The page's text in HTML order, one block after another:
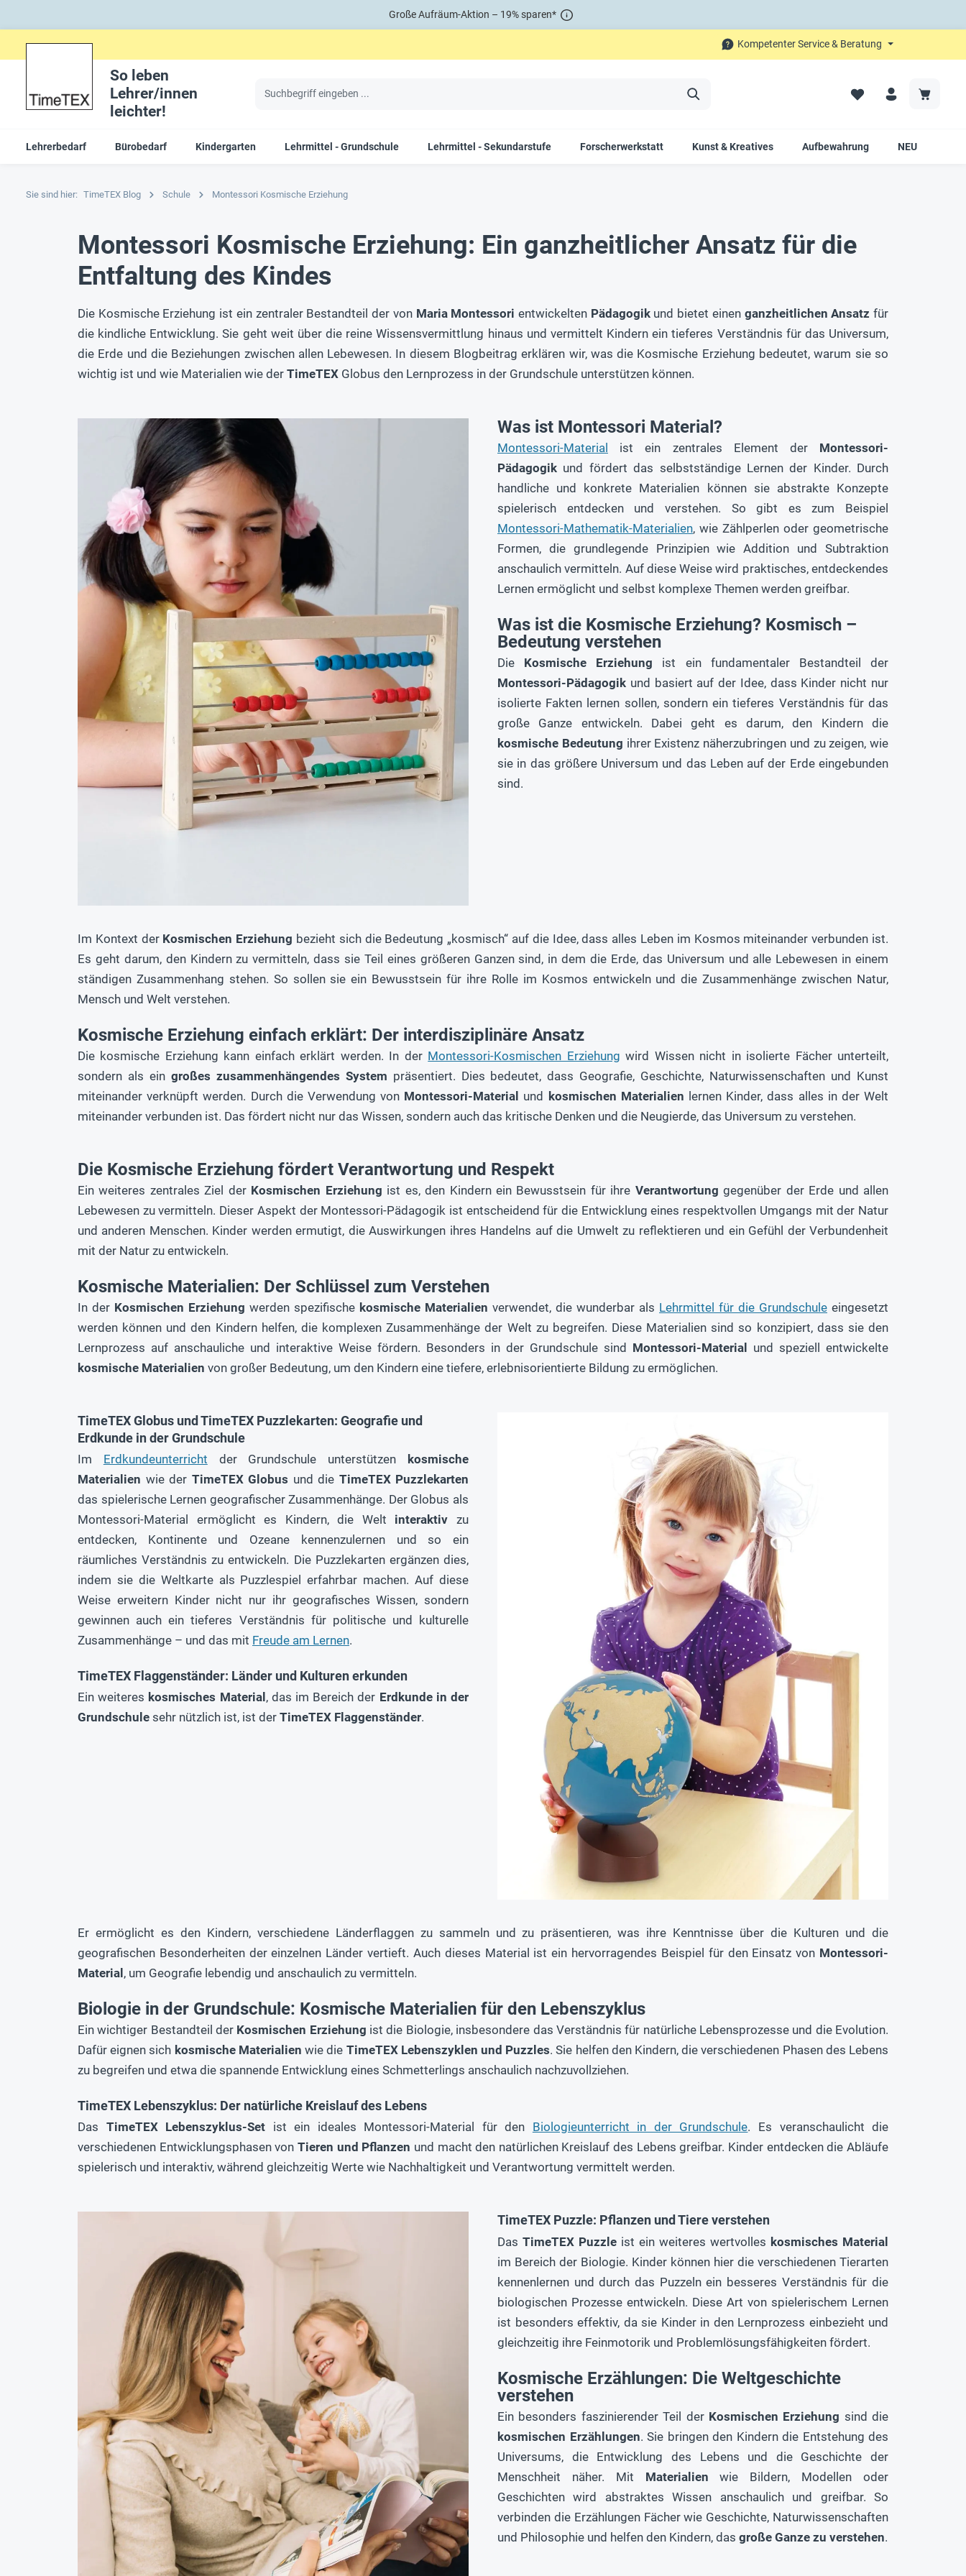
Große Aufräum-Aktion – 19% sparen*
Kompetenter Service & Beratung
So leben
Lehrer/innen
leichter!
Lehrerbedarf Bürobedarf Kindergarten Lehrmittel - Grundschule Lehrmittel - Sekundarstufe Forscherwerkstatt Kunst & Kreatives Aufbewahrung NEU
Sie sind hier: TimeTEX Blog Schule Montessori Kosmische Erziehung
Montessori Kosmische Erziehung: Ein ganzheitlicher Ansatz für die
Entfaltung des Kindes
Die Kosmische Erziehung ist ein zentraler Bestandteil der von Maria Montessori entwickelten Pädagogikund bietet einen ganzheitlichen Ansatz für
die kindliche Entwicklung. Sie geht weit über die reine Wissensvermittlung hinaus und vermittelt Kindern ein tieferes Verständnis für das Universum,
die Erde und die Beziehungen zwischen allen Lebewesen. In diesem Blogbeitrag erklären wir, was die Kosmische Erziehung bedeutet, warum sie so
wichtig ist und wie Materialien wie der TimeTEX Globus den Lernprozess in der Grundschule unterstützen können.
Was ist Montessori Material?
Montessori-Material ist ein zentrales Element der Montessori-
Pädagogik und fördert das selbstständige Lernen der Kinder. Durch
handliche und konkrete Materialien können sie abstrakte Konzepte
spielerisch entdecken und verstehen. So gibt es zum Beispiel
Montessori-Mathematik-Materialien, wie Zählperlen oder geometrische
Formen, die grundlegende Prinzipien wie Addition und Subtraktion
anschaulich vermitteln. Auf diese Weise wird praktisches, entdeckendes
Lernen ermöglicht und selbst komplexe Themen werden greifbar.
Was ist die Kosmische Erziehung? Kosmisch –
Bedeutung verstehen
Die Kosmische Erziehung ist ein fundamentaler Bestandteil der
Montessori-Pädagogik und basiert auf der Idee, dass Kinder nicht nur
isolierte Fakten lernen sollen, sondern ein tieferes Verständnis für das
große Ganze entwickeln. Dabei geht es darum, den Kindern die
kosmische Bedeutung ihrer Existenz näherzubringen und zu zeigen, wie
sie in das größere Universum und das Leben auf der Erde eingebunden
sind.
Im Kontext der Kosmischen Erziehung bezieht sich die Bedeutung „kosmisch“ auf die Idee, dass alles Leben im Kosmos miteinander verbunden ist.
Es geht darum, den Kindern zu vermitteln, dass sie Teil eines größeren Ganzen sind, in dem die Erde, das Universum und alle Lebewesen in einem
ständigen Zusammenhang stehen. So sollen sie ein Bewusstsein für ihre Rolle im Kosmos entwickeln und die Zusammenhänge zwischen Natur,
Mensch und Welt verstehen.
Kosmische Erziehung einfach erklärt: Der interdisziplinäre Ansatz
Die kosmische Erziehung kann einfach erklärt werden. In der Montessori-Kosmischen Erziehung wird Wissen nicht in isolierte Fächer unterteilt,
sondern als ein großes zusammenhängendes System präsentiert. Dies bedeutet, dass Geografie, Geschichte, Naturwissenschaften und Kunst
miteinander verknüpft werden. Durch die Verwendung von Montessori-Material und kosmischen Materialien lernen Kinder, dass alles in der Welt
miteinander verbunden ist. Das fördert nicht nur das Wissen, sondern auch das kritische Denken und die Neugierde, das Universum zu verstehen.
Die Kosmische Erziehung fördert Verantwortung und Respekt
Ein weiteres zentrales Ziel der Kosmischen Erziehung ist es, den Kindern ein Bewusstsein für ihre Verantwortung gegenüber der Erde und allen
Lebewesen zu vermitteln. Dieser Aspekt der Montessori-Pädagogik ist entscheidend für die Entwicklung eines respektvollen Umgangs mit der Natur
und anderen Menschen. Kinder werden ermutigt, die Auswirkungen ihres Handelns auf die Umwelt zu reflektieren und ein Gefühl der Verbundenheit
mit der Natur zu entwickeln.
Kosmische Materialien: Der Schlüssel zum Verstehen
In der Kosmischen Erziehung werden spezifische kosmische Materialien verwendet, die wunderbar als Lehrmittel für die Grundschule eingesetzt
werden können und den Kindern helfen, die komplexen Zusammenhänge der Welt zu begreifen. Diese Materialien sind so konzipiert, dass sie den
Lernprozess auf anschauliche und interaktive Weise fördern. Besonders in der Grundschule sind Montessori-Material
und speziell entwickelte
kosmische Materialien von großer Bedeutung, um den Kindern eine tiefere, erlebnisorientierte Bildung zu ermöglichen.
TimeTEX Globus und TimeTEX Puzzlekarten: Geografie und
Erdkunde in der Grundschule
Im Erdkundeunterricht der Grundschule unterstützen
kosmische
Materialien wie der TimeTEX Globus und die TimeTEX Puzzlekarten
das spielerische Lernen geografischer Zusammenhänge. Der Globus als
Montessori-Material ermöglicht es Kindern, die Welt interaktiv zu
entdecken, Kontinente und Ozeane kennenzulernen und so ein
räumliches Verständnis zu entwickeln. Die Puzzlekarten ergänzen dies,
indem sie die Weltkarte als Puzzlespiel erfahrbar machen. Auf diese
Weise erweitern Kinder nicht nur ihr geografisches Wissen, sondern
gewinnen auch ein tieferes Verständnis für politische und kulturelle
Zusammenhänge – und das mit Freude am Lernen.
TimeTEX Flaggenständer: Länder und Kulturen erkunden
Ein weiteres kosmisches Material , das im Bereich der Erdkunde in der
Grundschule sehr nützlich ist, ist der TimeTEX Flaggenständer.
Er ermöglicht es den Kindern, verschiedene Länderflaggen zu sammeln und zu präsentieren, was ihre Kenntnisse über die Kulturen und die
geografischen Besonderheiten der einzelnen Länder vertieft. Auch dieses Material ist ein hervorragendes Beispiel für den Einsatz von Montessori-
Material , um Geografie lebendig und anschaulich zu vermitteln.
Biologie in der Grundschule: Kosmische Materialien für den Lebenszyklus
Ein wichtiger Bestandteil der Kosmischen Erziehung ist die Biologie, insbesondere das Verständnis für natürliche Lebensprozesse und die Evolution.
Dafür eignen sich kosmische Materialien wie die TimeTEX Lebenszyklen und Puzzles. Sie helfen den Kindern, die verschiedenen Phasen des Lebens
zu begreifen und etwa die spannende Entwicklung eines Schmetterlings anschaulich nachzuvollziehen.
TimeTEX Lebenszyklus: Der natürliche Kreislauf des Lebens
Das TimeTEX Lebenszyklus-Set ist ein ideales Montessori-Material für den Biologieunterricht in der Grundschule. Es veranschaulicht die
verschiedenen Entwicklungsphasen von Tieren und Pflanzen und macht den natürlichen Kreislauf des Lebens greifbar. Kinder entdecken die Abläufe
spielerisch und interaktiv, während gleichzeitig Werte wie Nachhaltigkeit und Verantwortung vermittelt werden.
TimeTEX Puzzle: Pflanzen und Tiere verstehen
Das TimeTEX Puzzle ist ein weiteres wertvolles kosmisches Material
im Bereich der Biologie. Kinder können hier die verschiedenen Tierarten
kennenlernen und durch das Puzzeln ein besseres Verständnis für die
biologischen Prozesse entwickeln. Diese Art von spielerischem Lernen
ist besonders effektiv, da sie Kinder in den Lernprozess einbezieht und
gleichzeitig ihre Feinmotorik und Problemlösungsfähigkeiten fördert.
Kosmische Erzählungen: Die Weltgeschichte
verstehen
Ein besonders faszinierender Teil der Kosmischen Erziehung sind die
kosmischen Erzählungen. Sie bringen den Kindern die Entstehung des
Universums, die Entwicklung des Lebens und die Geschichte der
Menschheit näher. Mit Materialien wie Bildern, Modellen oder
Geschichten wird abstraktes Wissen anschaulich und greifbar. So
verbinden die Erzählungen Fächer wie Geschichte, Naturwissenschaften
und Philosophie und helfen den Kindern, das große Ganze zu verstehen.